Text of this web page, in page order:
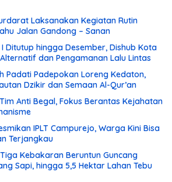
Laksanakan Kegiatan Rutin
Jalan Gandong – Sanan
Ditutup hingga Desember, Dishub Kota
dan Pengamanan Lalu Lintas
Padati Padepokan Loreng Kedaton,
Dzikir dan Semaan Al-Qur’an
Anti Begal, Fokus Berantas Kejahatan
IPLT Campurejo, Warga Kini Bisa
Terjangkau
Kebakaran Beruntun Guncang
Sapi, hingga 5,5 Hektar Lahan Tebu